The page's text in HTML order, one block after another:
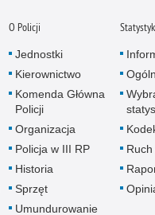
O Policji
Jednostki
Kierownictwo
Komenda Główna
Policji
Organizacja
Policja w III RP
Historia
Sprzęt
Umundurowanie